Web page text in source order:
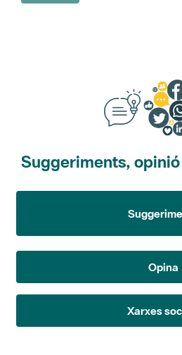
Suggeriments,
Opina
Xarxes